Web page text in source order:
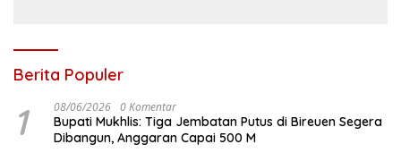
Berita Populer
1 08/06/2026 0 Komentar
Bupati Mukhlis: Tiga Jembatan Putus di Bireuen Segera
Dibangun, Anggaran Capai 500 M